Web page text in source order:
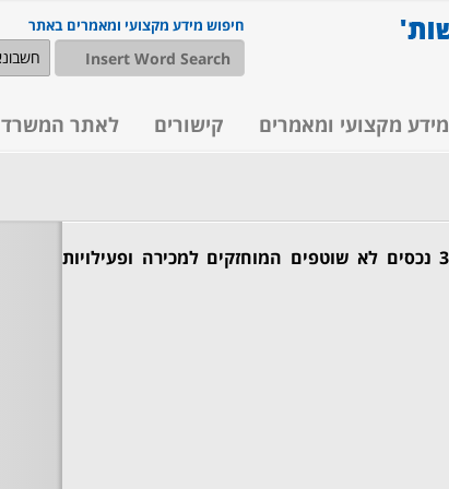
חיפוש מידע מקצועי ומאמרים באתר
מידע מקצועי ומאמרים קישורים לאתר המשרד
חוזר חשבונאות ושוק ההון- תקן חשבונאות ישראלי מס' 38 נכסים לא שוטפים המוחזקים למכירה ופעילויות